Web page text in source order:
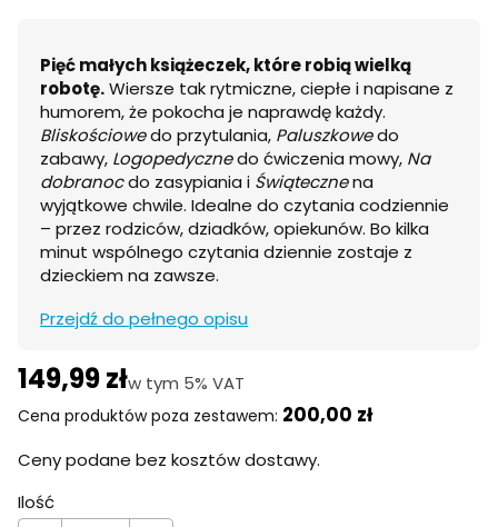
Pięć małych książeczek, które robią wielką
robotę.Wiersze tak rytmiczne, ciepłe i napisane z
humorem, że pokocha je naprawdę każdy.
Bliskościowedo przytulania, Paluszkowedo
zabawy, Logopedycznedo ćwiczenia mowy, Na
dobranocdo zasypiania i Świątecznena
wyjątkowe chwile. Idealne do czytania codziennie
– przez rodziców, dziadków, opiekunów. Bo kilka
minut wspólnego czytania dziennie zostaje z
dzieckiem na zawsze.
Przejdź do pełnego opisu
Cena
149,99 złw tym 5% VAT
w tym 5% VAT
Cena produktów poza zestawem: 200,00 zł
Ceny podane bez kosztów dostawy.
Ilość